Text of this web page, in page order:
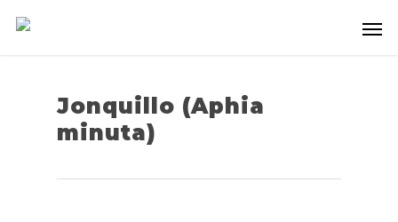
Jonquillo (Aphia
minuta)